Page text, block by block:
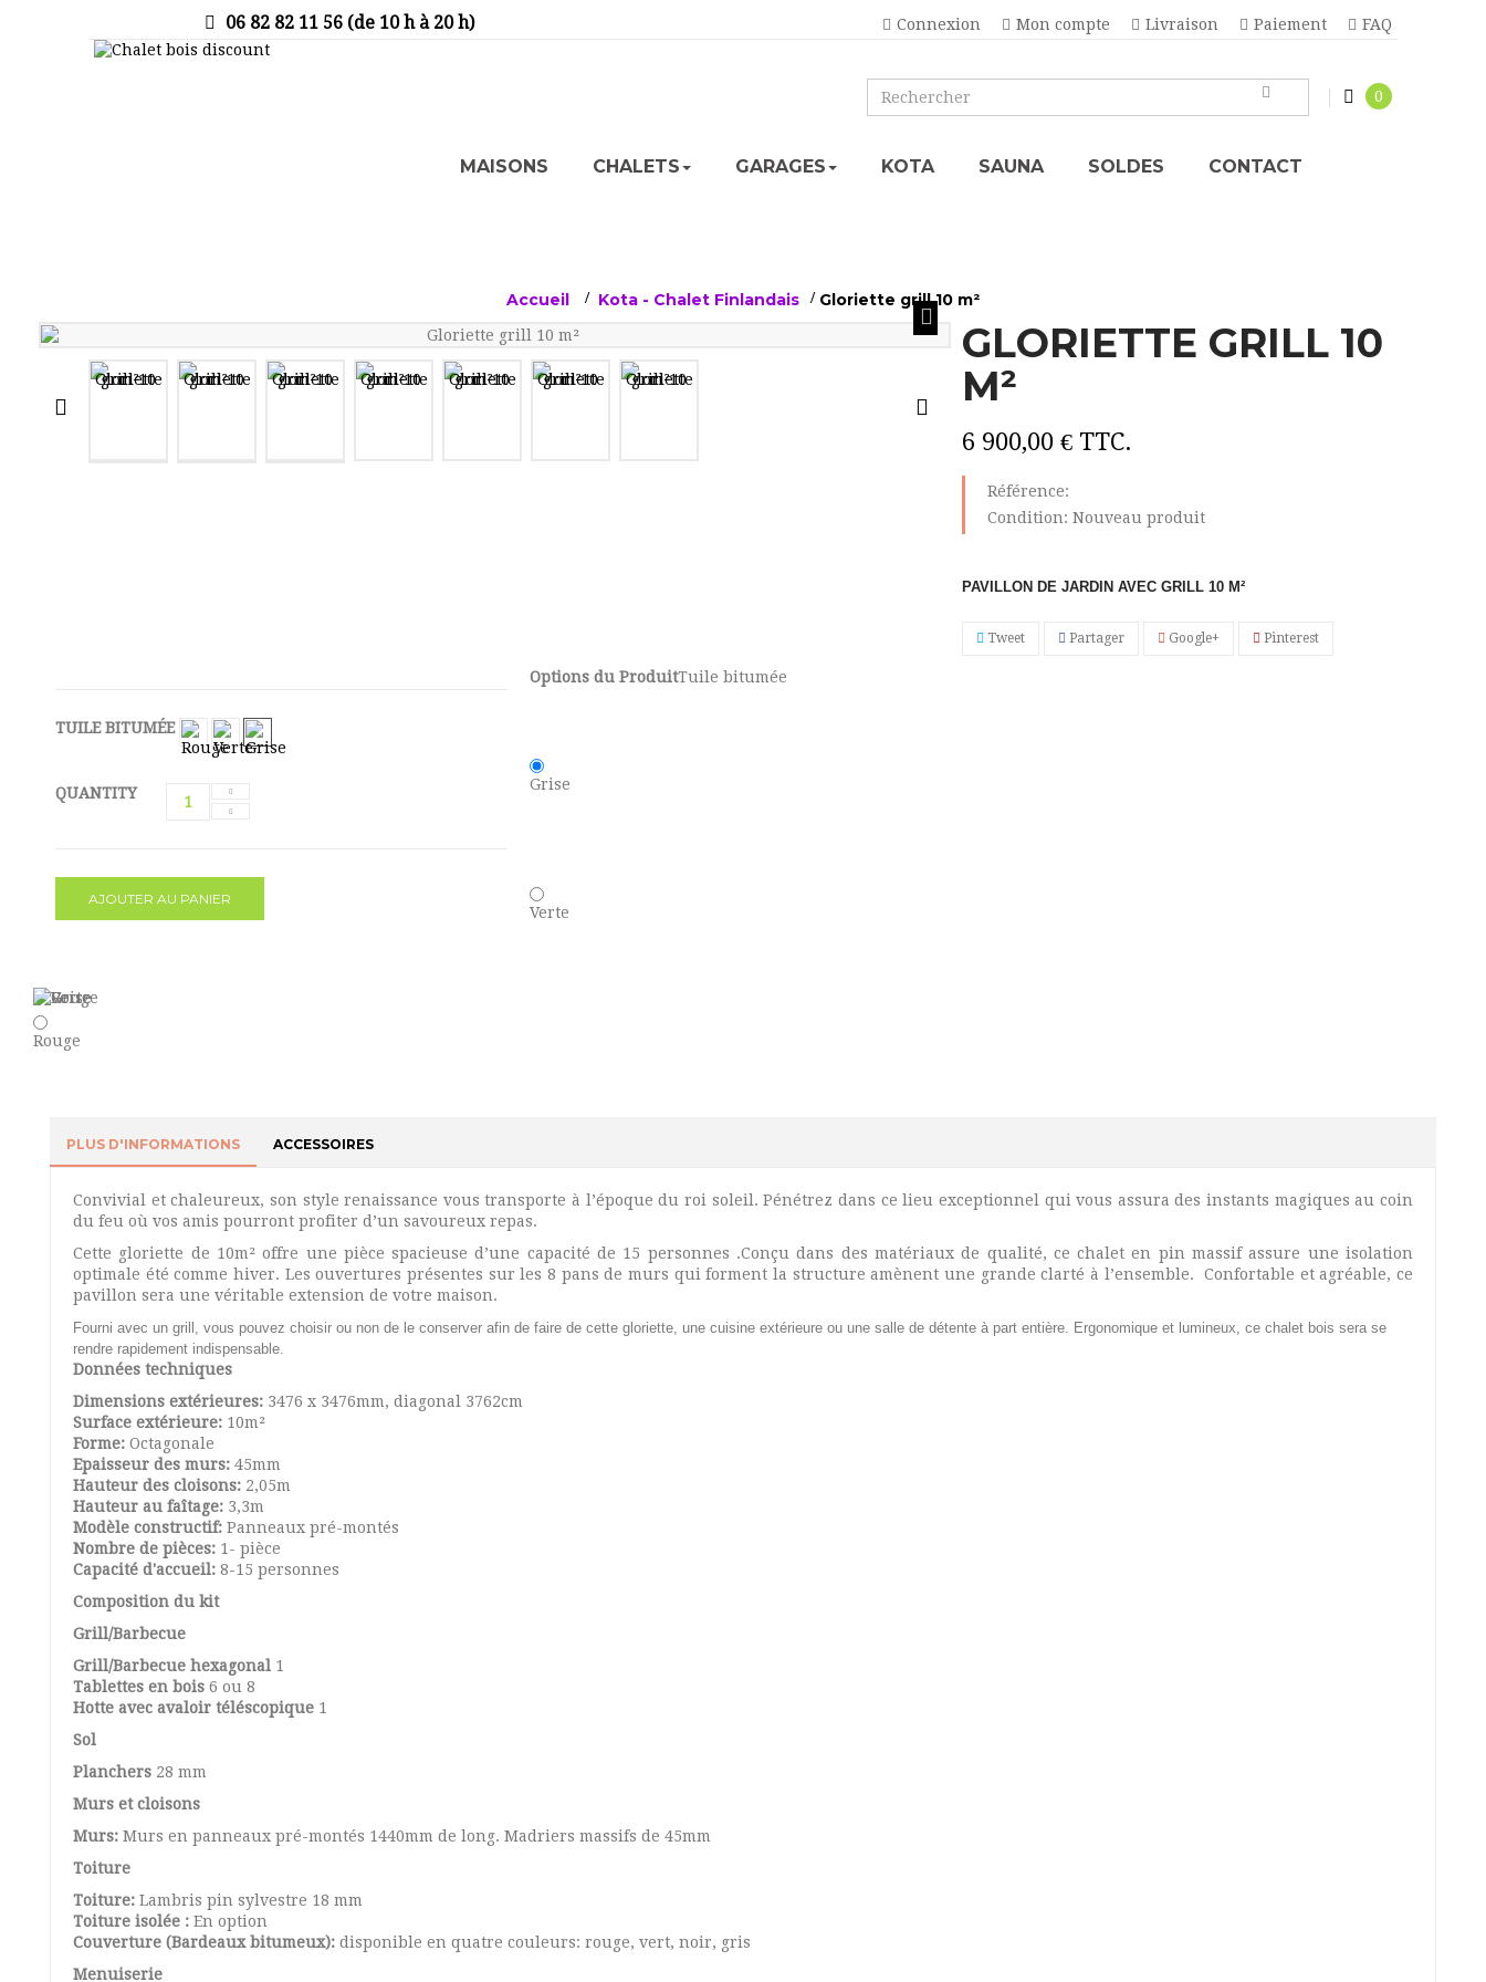
Connexion Mon compte Livraison Paiement FAQ
06 82 82 11 56 (de 10 h à 20 h)
MAISONS CHALETS GARAGES KOTA SAUNA SOLDES CONTACT
0
Accueil > Kota - Chalet Finlandais > Gloriette grill 10 m²
GLORIETTE GRILL 10
M²
6 900,00 €TTC.
Référence:
Condition: Nouveau produit
PAVILLON DE JARDIN AVEC GRILL 10 M²
Tweet Partager Google+ Pinterest
TUILE BITUMÉE
QUANTITY
AJOUTER AU PANIER
Options du ProduitTuile bitumée
Grise
Verte
Rouge
PLUS D'INFORMATIONS ACCESSOIRES
Convivial et chaleureux, son style renaissance vous transporte à l’époque du roi soleil. Pénétrez dans ce lieu exceptionnel qui vous assura des instants magiques au coin
du feu où vos amis pourront profiter d’un savoureux repas.
Cette gloriette de 10m² offre une pièce spacieuse d’une capacité de 15 personnes .Conçu dans des matériaux de qualité, ce chalet en pin massif assure une isolation
optimale été comme hiver. Les ouvertures présentes sur les 8 pans de murs qui forment la structure amènent une grande clarté à l’ensemble. Confortable et agréable, ce
pavillon sera une véritable extension de votre maison.
Fourni avec un grill, vous pouvez choisir ou non de le conserver afin de faire de cette gloriette, une cuisine extérieure ou une salle de détente à part entière. Ergonomique et lumineux, ce chalet bois sera se
rendre rapidement indispensable.
Données techniques
Dimensions extérieures: 3476 x 3476mm, diagonal 3762cm
Surface extérieure: 10m²
Forme: Octagonale
Epaisseur des murs: 45mm
Hauteur des cloisons: 2,05m
Hauteur au faîtage: 3,3m
Modèle constructif: Panneaux pré-montés
Nombre de pièces: 1- pièce
Capacité d'accueil: 8-15 personnes
Composition du kit
Grill/Barbecue
Grill/Barbecue hexagonal 1
Tablettes en bois 6 ou 8
Hotte avec avaloir téléscopique 1
Sol
Planchers 28 mm
Murs et cloisons
Murs: Murs en panneaux pré-montés 1440mm de long. Madriers massifs de 45mm
Toiture
Toiture: Lambris pin sylvestre 18 mm
Toiture isolée : En option
Couverture (Bardeaux bitumeux): disponible en quatre couleurs: rouge, vert, noir, gris
Menuiserie